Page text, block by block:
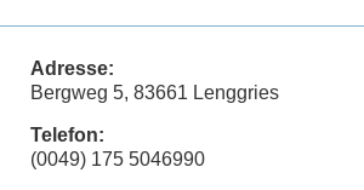
Adresse:
Bergweg 5, 83661 Lenggries
Telefon:
(0049) 175 5046990